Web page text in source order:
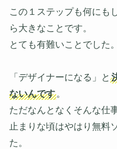
この１ステップも何にも
ら大きなことです。
とても有難いことでした。
「デザイナーになる」と
ないんです。
ただなんとなくそんな仕
止まりな頃はやはり無料
た。